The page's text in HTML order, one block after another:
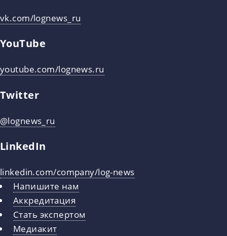
vk.com/lognews_ru
YouTube
youtube.com/lognews.ru
Twitter
@lognews_ru
LinkedIn
linkedin.com/company/log-news
Напишите нам
Аккредитация
Стать экспертом
Медиакит